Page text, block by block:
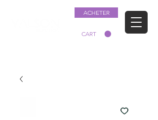
ACHETER
CART